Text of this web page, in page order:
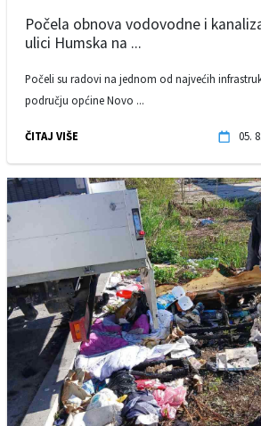
Počela obnova vodovodne i
ulici Humska na ...
Počeli su radovi na jednom od najvećih
području općine Novo ...
ČITAJ VIŠE 05.